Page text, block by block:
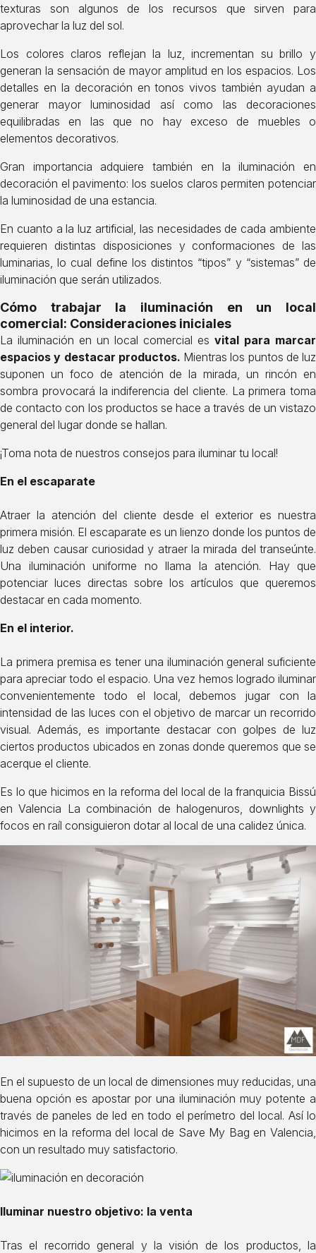
texturas son algunos de los recursos que sirven para
aprovechar la luz del sol.
Los colores claros reflejan la luz, incrementan su brillo y
generan la sensación de mayor amplitud en los espacios. Los
detalles en la decoración en tonos vivos también ayudan a
generar mayor luminosidad así como las decoraciones
equilibradas en las que no hay exceso de muebles o
elementos decorativos.
Gran importancia adquiere también en la iluminación en
decoración el pavimento: los suelos claros permiten potenciar
la luminosidad de una estancia.
En cuanto a la luz artificial, las necesidades de cada ambiente
requieren distintas disposiciones y conformaciones de las
luminarias, lo cual define los distintos “tipos” y “sistemas” de
iluminación que serán utilizados.
Cómo trabajar la iluminación en un local
comercial: Consideraciones iniciales
La iluminación en un local comercial es vital para marcar
espacios y destacar productos. Mientras los puntos de luz
suponen un foco de atención de la mirada, un rincón en
sombra provocará la indiferencia del cliente. La primera toma
de contacto con los productos se hace a través de un vistazo
general del lugar donde se hallan.
¡Toma nota de nuestros consejos para iluminar tu local!
En el escaparate
Atraer la atención del cliente desde el exterior es nuestra
primera misión. El escaparate es un lienzo donde los puntos de
luz deben causar curiosidad y atraer la mirada del transeúnte.
Una iluminación uniforme no llama la atención. Hay que
potenciar luces directas sobre los artículos que queremos
destacar en cada momento.
En el interior.
La primera premisa es tener una iluminación general suficiente
para apreciar todo el espacio. Una vez hemos logrado iluminar
convenientemente todo el local, debemos jugar con la
intensidad de las luces con el objetivo de marcar un recorrido
visual. Además, es importante destacar con golpes de luz
ciertos productos ubicados en zonas donde queremos que se
acerque el cliente.
Es lo que hicimos en la reforma del local de la franquicia Bissú
en Valencia La combinación de halogenuros, downlights y
focos en raíl consiguieron dotar al local de una calidez única.
En el supuesto de un local de dimensiones muy reducidas, una
buena opción es apostar por una iluminación muy potente a
través de paneles de led en todo el perímetro del local. Así lo
hicimos en la reforma del local de Save My Bag en Valencia,
con un resultado muy satisfactorio.
Iluminar nuestro objetivo: la venta
Tras el recorrido general y la visión de los productos, la